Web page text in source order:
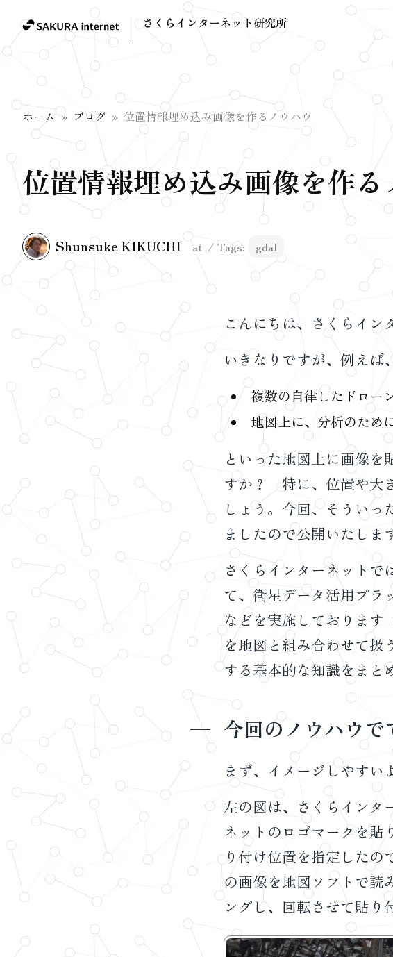
さくらインターネット研究所
ホーム ブログ 位置情報埋め込み画像を作るノウハウ
位置情報埋め込み画像を作る
Shunsuke KIKUCHI at Tags: gdal
こんにちは、さくらイン
いきなりですが、例えば
複数の自律したドロー
地図上に、分析のため
といった地図上に画像を
すか？ 特に、位置や大
しょう。今回、そうい
ましたので公開いたしま
さくらインターネットで
て、衛星データ活用プラ
などを実施しております
を地図と組み合わせて扱
する基本的な知識をまと
今回のノウハウで
まず、イメージしやすい
左の図は、さくらインタ
ネットのロゴマークを貼
り付け位置を指定した
の画像を地図ソフトで読
ングし、回転させて貼り